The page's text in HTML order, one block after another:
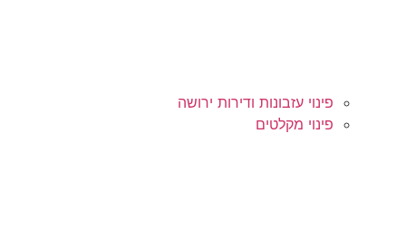
פינוי עזבונות ודירות ירושה
פינוי מקלטים